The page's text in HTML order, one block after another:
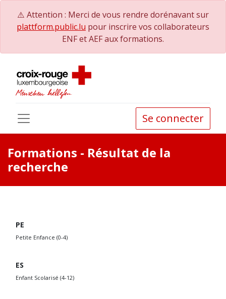
⚠️ Attention : Merci de vous rendre dorénavant sur
plattform.public.lu pour inscrire vos collaborateurs
ENF et AEF aux formations.
Se connecter
Formations - Résultat de la
recherche
PE
Petite Enfance (0-4)
ES
Enfant Scolarisé (4-12)